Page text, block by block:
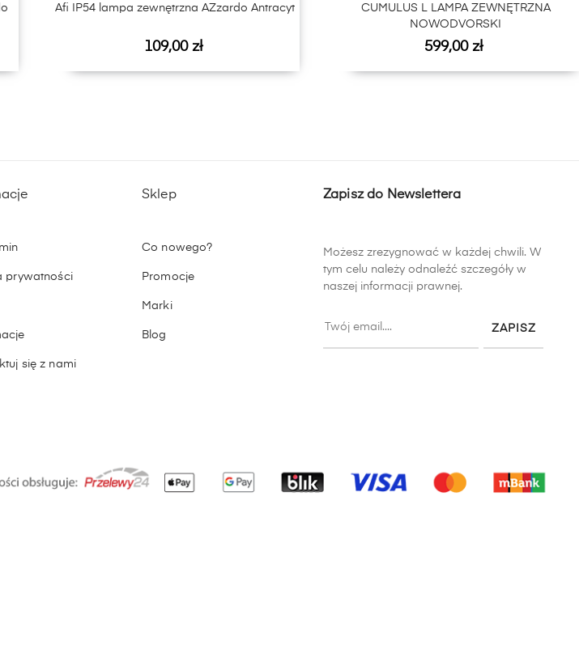
Afi IP54 lampa zewnętrzna AZzardo Antracyt
Cena
109,00 zł
CUMULUS L LAMPA ZEWNĘTRZNA
NOWODVORSKI
Cena
599,00 zł
prywatności
się z nami
Sklep
Co nowego?
Promocje
Marki
Blog
Zapisz do Newslettera
Możesz zrezygnować w każdej chwili. W
tym celu należy odnaleźć szczegóły w
naszej informacji prawnej.
ZAPISZ